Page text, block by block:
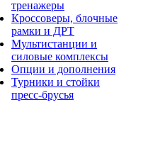
тренажеры
Кроссоверы, блочные
рамки и ДРТ
Мультистанции и
силовые комплексы
Опции и дополнения
Турники и стойки
пресс-брусья